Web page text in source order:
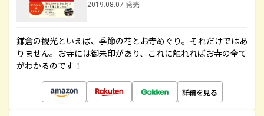
2019.08.07 発売
鎌倉の観光といえば、季節の花とお寺めぐり。それだけではあ
りません。お寺には御朱印があり、これに触れればお寺の全て
がわかるのです！
詳細を見る